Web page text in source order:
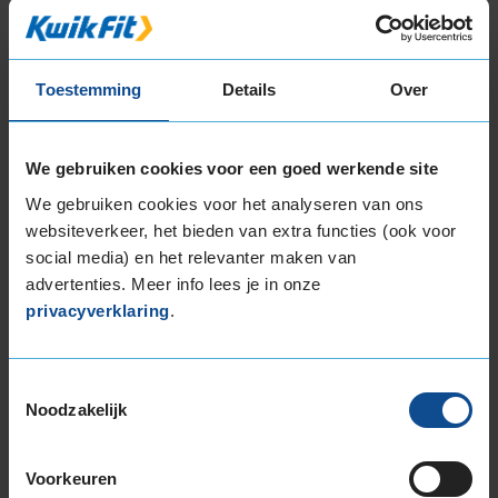
Toestemming Details Over
We gebruiken cookies voor een goed werkende site
We gebruiken cookies voor het analyseren van ons
websiteverkeer, het bieden van extra functies (ook voor
social media) en het relevanter maken van
advertenties. Meer info lees je in onze
privacyverklaring.
Noodzakelijk
Voorkeuren
Alternatief voor deze band
A-merk alternatief
Bridgestone TURANZA 6
Zomerband
(288 reviews )
Snelheidsindex:
€ 263,00